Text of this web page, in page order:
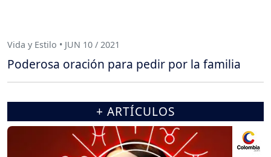
Vida y Estilo • JUN 10 / 2021
Poderosa oración para pedir por la familia
+ ARTÍCULOS